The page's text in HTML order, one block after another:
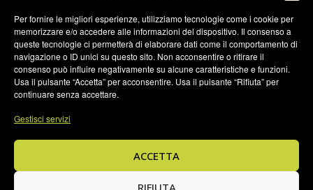
Per fornire le migliori esperienze, utilizziamo tecnologie come i cookie per
memorizzare e/o accedere alle informazioni del dispositivo. Il consenso a
queste tecnologie ci permetterà di elaborare dati come il comportamento di
navigazione o ID unici su questo sito. Non acconsentire o ritirare il
consenso può influire negativamente su alcune caratteristiche e funzioni.
Usa il pulsante “Accetta” per acconsentire. Usa il pulsante “Rifiuta” per
continuare senza accettare.
Gestisci servizi
ACCETTA
RIFIUTA
Termini e condizioni
Privacy Policy
Privacy Policy (UK)
Credits